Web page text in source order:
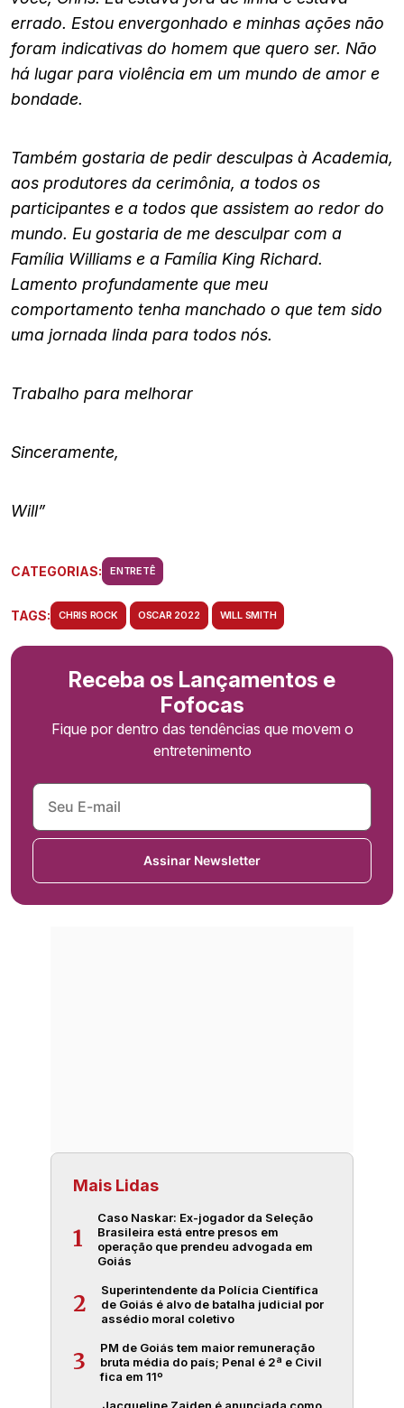
errado. Estou envergonhado e minhas ações não
foram indicativas do homem que quero ser. Não
há lugar para violência em um mundo de amor e
bondade.
Também gostaria de pedir desculpas à Academia,
aos produtores da cerimônia, a todos os
participantes e a todos que assistem ao redor do
mundo. Eu gostaria de me desculpar com a
Família Williams e a Família King Richard.
Lamento profundamente que meu
comportamento tenha manchado o que tem sido
uma jornada linda para todos nós.
Trabalho para melhorar
Sinceramente,
Will”
CATEGORIAS: ENTRETÊ
TAGS: CHRIS ROCK OSCAR 2022 WILL SMITH
Receba os Lançamentos e
Fofocas
Fique por dentro das tendências que movem o
entretenimento
Assinar Newsletter
Mais Lidas
1
Caso Naskar: Ex-jogador da Seleção
Brasileira está entre presos em
operação que prendeu advogada em
Goiás
2
Superintendente da Polícia Científica
de Goiás é alvo de batalha judicial por
assédio moral coletivo
3
PM de Goiás tem maior remuneração
bruta média do país; Penal é 2ª e Civil
fica em 11º